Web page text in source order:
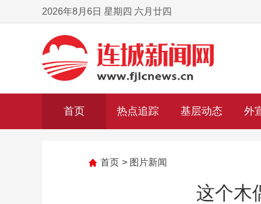
2026年8月6日 星期四 六月廿四
首页 热点追踪 基层动态 外
首页 > 图片新闻
这个木